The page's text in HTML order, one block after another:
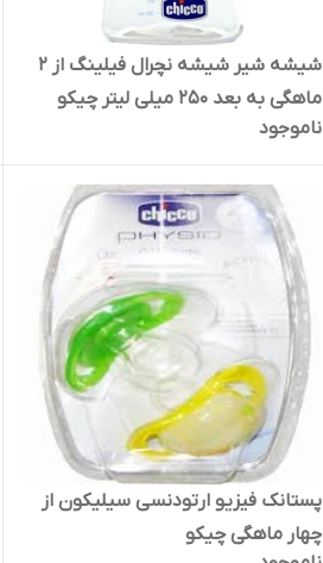
شیشه شیر شیشه نچرال فیلینگ از 2
ماهگی به بعد 250 میلی لیتر چیکو
ناموجود
پستانک فیزیو ارتودنسی سیلیکون از
چهار ماهگی چیکو